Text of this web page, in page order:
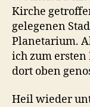
Kirche
gelegenen
Planetarium.
ich zum
dort oben
Heil wieder